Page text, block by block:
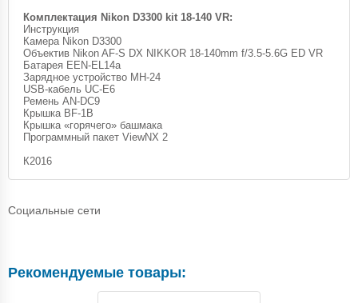
Комплектация Nikon D3300 kit 18-140 VR:
Инструкция
Камера Nikon D3300
Объектив Nikon AF-S DX NIKKOR 18-140mm f/3.5-5.6G ED VR
Батарея EEN-EL14a
Зарядное устройство MH-24
USB-кабель UC-E6
Ремень AN-DC9
Крышка BF-1B
Крышка «горячего» башмака
Программный пакет ViewNX 2
К2016
Социальные сети
Рекомендуемые товары: